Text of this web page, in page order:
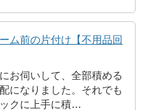
ム前の片付け【不用品回
お伺いして、全部積める
になりました。それでも
クに上手に積…